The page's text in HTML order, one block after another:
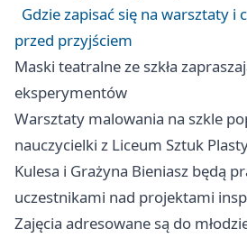
Gdzie zapisać się na warsztaty i
przed przyjściem
Maski teatralne ze szkła
eksperymentów
Warsztaty malowania na szkle
nauczycielki z Liceum Sztuk
Kulesa i Grażyna Bieniasz będą
uczestnikami nad projektami
Zajęcia adresowane są do